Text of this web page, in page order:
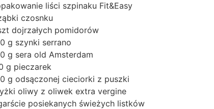
liści szpinaku Fit&Easy
czosnku
dojrzałych pomidorów
g szynki serrano
g sera old Amsterdam
g pieczarek
g odsączonej cieciorki z puszki
oliwy z oliwek extra vergine
posiekanych świeżych listków